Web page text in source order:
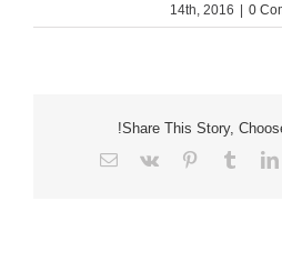
| 0
Share This Story,
LinkedIn
Tumblr
Pinterest
Vk
Email